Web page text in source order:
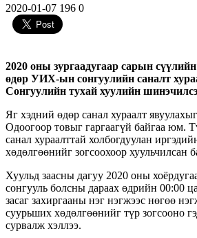
2020-01-07 196 0
2020 оны зургаадугаар сарын
өдөр УИХ-ын сонгуулийн саналт
Сонгуулийн тухай хуулийн
Яг хэдний өдөр санал хураалт
Одоогоор товыг гаргаагүй байгаа юм.
санал хураалттай холбогдуулан
хөдөлгөөнийг зогсоохоор хуульчилсан
Хуульд заасны дагуу 2020 оны
сонгууль болсны дараах өдрийн 00:00
засаг захиргааны нэг нэгжээс нөгөө
суурьших хөдөлгөөнийг түр зогсооно
сурвалж хэллээ.